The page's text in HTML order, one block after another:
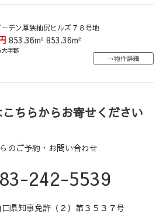
デン厚狭杣尻ヒルズ７８号地
853.36m² 853.36m²
字郡
→物件詳細
ちらからお寄せください
のご予約・お問い合わせ
242-5539
県知事免許（２）第３５３７号